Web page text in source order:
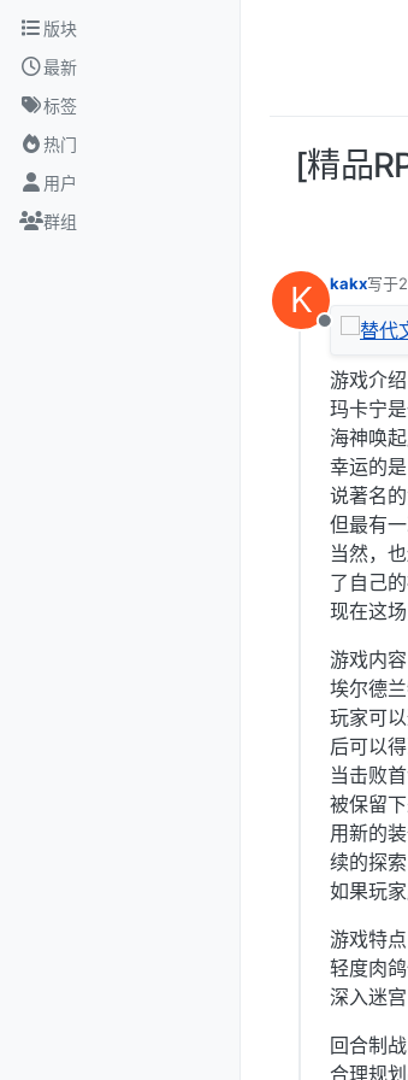
跳转至内容
版块
最新
标签
热门
用户
群组
[精品
K
离线
kakx写于
最后
游戏介绍
玛卡宁
海神唤
幸运的
说著名
但最有
当然，
了自己
现在这
游戏内容
埃尔德
玩家可
后可以
当击败
被保留下
用新的
续的探索
如果玩
游戏特点
轻度肉
深入迷
回合制
合理规